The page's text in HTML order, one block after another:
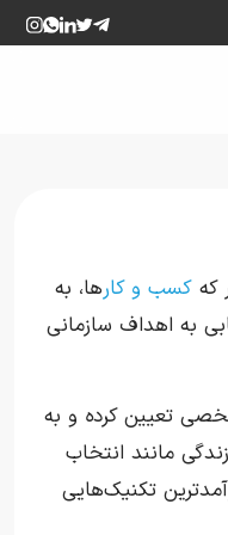
که کسب و کارها، به
به اهداف سازمانی
تعیین کرده و به
مانند انتخاب
تکنیک‌هایی